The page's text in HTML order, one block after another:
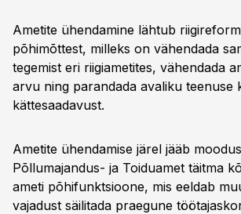
Ametite ühendamine lähtub
põhimõttest, milleks on vähendada
tegemist eri riigiametites, vähendada
arvu ning parandada avaliku teenuse
kättesaadavust.
Ametite ühendamise järel jääb
Põllumajandus- ja Toiduamet täitma
ameti põhifunktsioone, mis eeldab
vajadust säilitada praegune